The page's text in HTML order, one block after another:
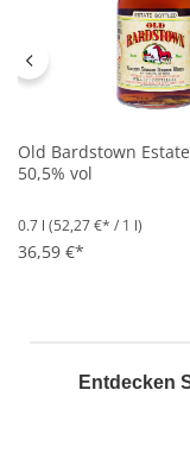
Old Bardstown
50,5% vol
0.7 l (52,27 €* / 1 l)
36,59 €*
Entdecken